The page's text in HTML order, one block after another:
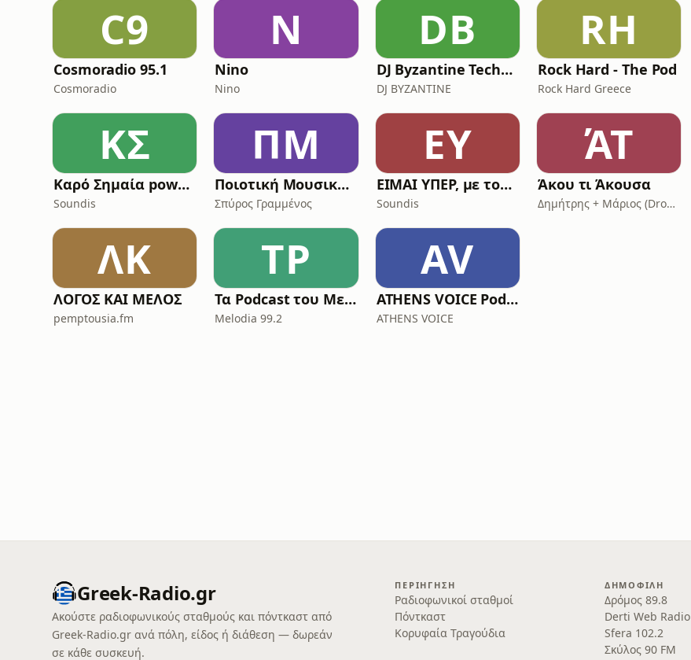
C9
Cosmoradio 95.1
Cosmoradio
N
Nino
Nino
DB
DJ Byzantine Techno Podcast
DJ BYZANTINE
RH
Rock Hard - The Pod
Rock Hard Greece
ΚΣ
Καρό Σημαία powered by Allwyn
Soundis
ΠΜ
Ποιοτική Μουσική σε κακή Ποιότητα
Σπύρος Γραμμένος
ΕΥ
ΕΙΜΑΙ ΥΠΕΡ, με τον Αριστοτέλη Ρήγα
Soundis
ΆΤ
Άκου τι Άκουσα
Δημήτρης + Μάριος (Dropmind)
ΛΚ
ΛΟΓΟΣ ΚΑΙ ΜΕΛΟΣ
pemptousia.fm
ΤP
Τα Podcast του Μελωδία 99.2
Melodia 99.2
AV
ATHENS VOICE Podcast
ATHENS VOICE
Greek-Radio.gr
Ακούστε ραδιοφωνικούς σταθμούς και πόντκαστ από
Greek-Radio.gr ανά πόλη, είδος ή διάθεση — δωρεάν
σε κάθε συσκευή.
ΠΕΡΙΉΓΗΣΗ
Ραδιοφωνικοί σταθμοί
Πόντκαστ
Κορυφαία Τραγούδια
ΔΗΜΟΦΙΛΉ
Δρόμος 89.8
Derti Web Radio
Sfera 102.2
Σκύλος 90 FM